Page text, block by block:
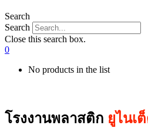
Search
Search
Close this search box.
0
No products in the list
โรงงานพลาสติก ยูไนเ